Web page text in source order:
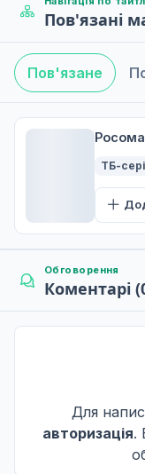
Спалах
6
05 лист. 2010
На милість
12 лист. 2010
Дочка
19 лист. 2010
Втрати
Пов'язані
Пов'язане
ТБ-
Обговорення
Коментарі
Для
авторизація.